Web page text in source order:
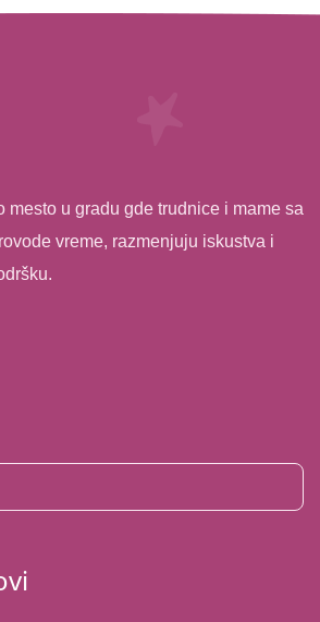
mesto u gradu gde trudnice i mame sa
vreme, razmenjuju iskustva i